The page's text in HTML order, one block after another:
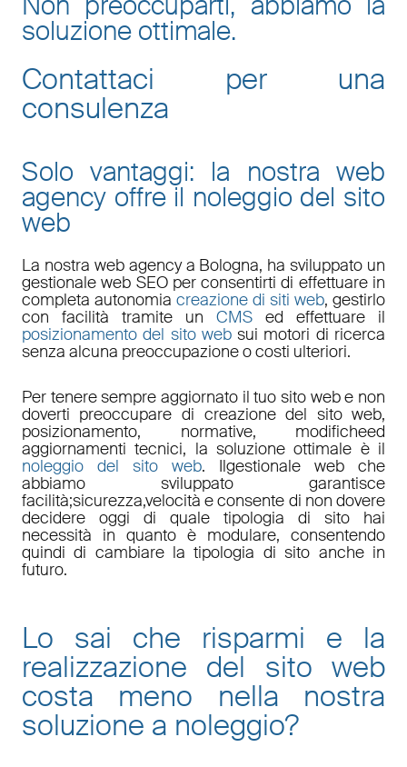
soluzione ottimale.
Contattaci per una
consulenza
Solo vantaggi: la nostra web
agency offre il noleggio del sito
web
La nostra web agency a Bologna, ha sviluppato un
gestionale web SEOper consentirti di effettuare in
completa autonomia creazione di siti web, gestirlo
con facilità tramite un CMS ed effettuare il
posizionamento del sito websui motori di ricerca
senza alcuna preoccupazione o costi ulteriori.
Per tenere sempre aggiornato il tuo sito web e non
doverti preoccupare di creazione del sito web,
posizionamento, normative, modificheed
aggiornamenti tecnici, la soluzione ottimale è il
noleggio del sito web. Ilgestionale webche
abbiamo sviluppato garantisce
facilità;sicurezza,velocità e consente di non dovere
decidere oggi di quale tipologia di sito hai
necessità in quanto è modulare, consentendo
quindi di cambiare la tipologia di sito anche in
futuro.
Lo sai che risparmi e la
realizzazione del sito web
costa meno nella nostra
soluzione a noleggio?